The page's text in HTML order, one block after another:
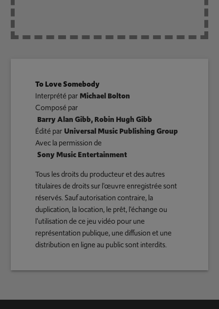
To Love Somebody
Interprété par Michael Bolton
Composé par
Barry Alan Gibb, Robin Hugh Gibb
Édité par Universal Music Publishing Group
Avec la permission de
Sony Music Entertainment
Tous les droits du producteur et des autres
titulaires de droits sur l'œuvre enregistrée sont
réservés. Sauf autorisation contraire, la
duplication, la location, le prêt, l'échange ou
l'utilisation de ce jeu vidéo pour une
représentation publique, une diffusion et une
distribution en ligne au public sont interdits.